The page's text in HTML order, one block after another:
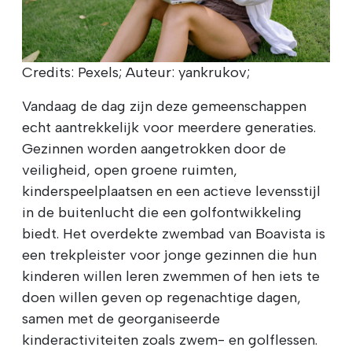
Credits: Pexels; Auteur: yankrukov;
Vandaag de dag zijn deze gemeenschappen
echt aantrekkelijk voor meerdere generaties.
Gezinnen worden aangetrokken door de
veiligheid, open groene ruimten,
kinderspeelplaatsen en een actieve levensstijl
in de buitenlucht die een golfontwikkeling
biedt. Het overdekte zwembad van Boavista is
een trekpleister voor jonge gezinnen die hun
kinderen willen leren zwemmen of hen iets te
doen willen geven op regenachtige dagen,
samen met de georganiseerde
kinderactiviteiten zoals zwem- en golflessen.